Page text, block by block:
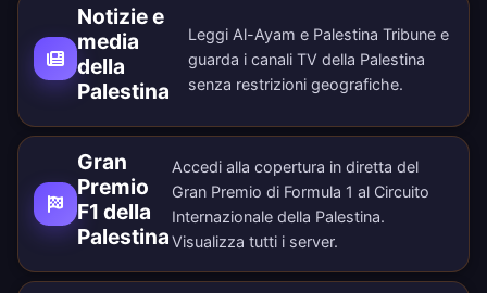
Notizie e
media
della
Palestina
Leggi Al-Ayam e Palestina Tribune e
guarda i canali TV della Palestina
senza restrizioni geografiche.
Gran
Premio
F1 della
Palestina
Accedi alla copertura in diretta del
Gran Premio di Formula 1 al Circuito
Internazionale della Palestina.
Visualizza tutti i server.